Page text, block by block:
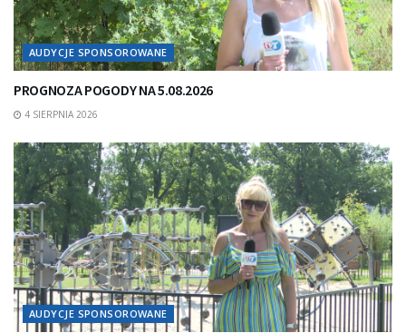
AUDYCJE SPONSOROWANE
PROGNOZA POGODY NA 5.08.2026
4 SIERPNIA 2026
AUDYCJE SPONSOROWANE